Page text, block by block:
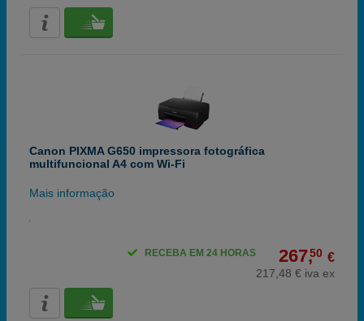
Canon PIXMA G650 impressora fotográfica
multifuncional A4 com Wi-Fi
Mais informação
267,50 €
217,48 € iva ex
RECEBA EM 24 HORAS